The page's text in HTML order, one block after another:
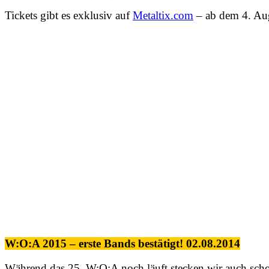
Tickets gibt es exklusiv aufMetaltix.com – ab dem 4.
W:O:A 2015 – erste Bands bestätigt! 02.08.2014